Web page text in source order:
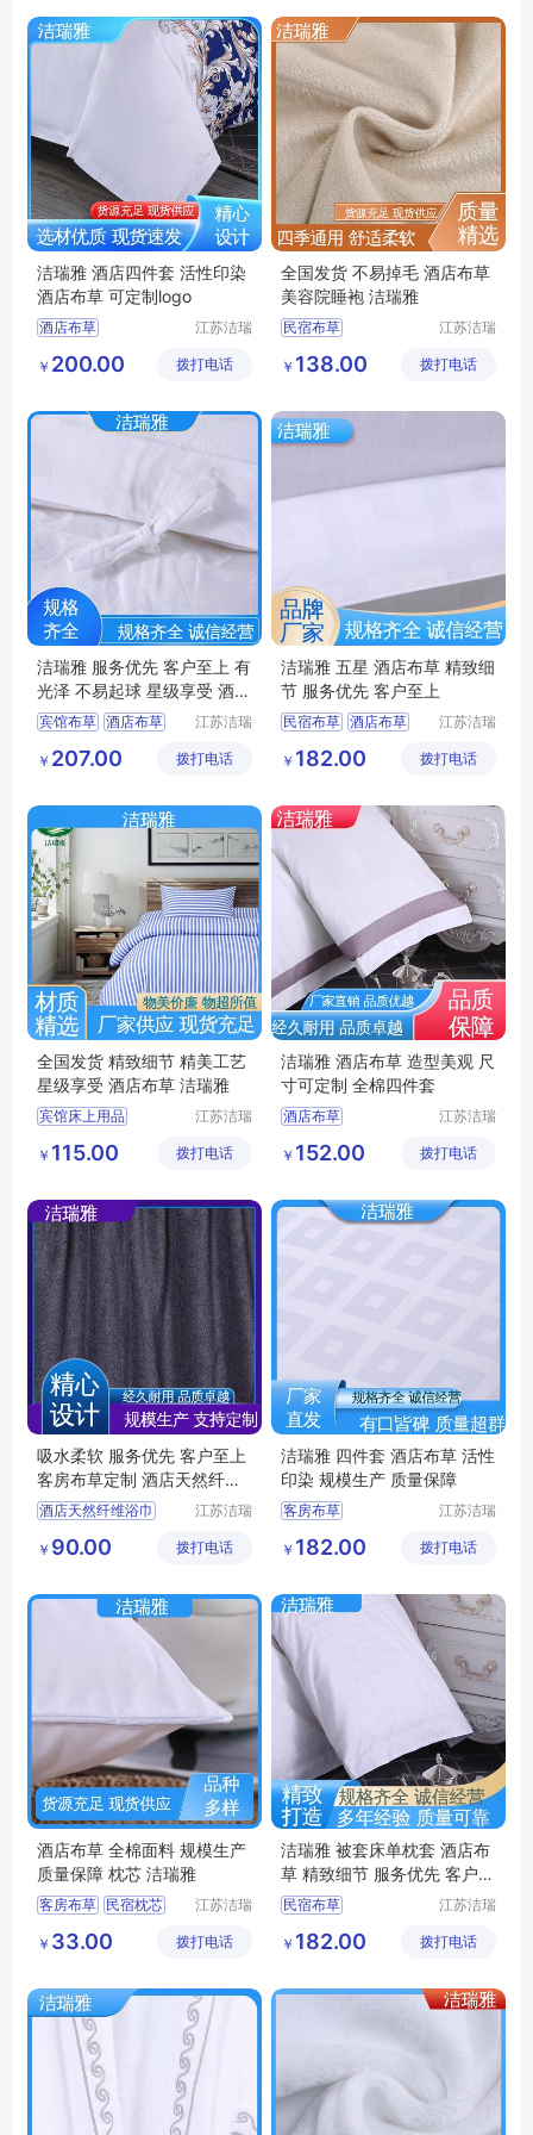
洁瑞雅 酒店四件套 活性印染
酒店布草 可定制logo
酒店布草
酒店床上用品
民宿布草
江苏洁瑞
有限公司
￥ 200.00 拨打电话
全国发货 不易掉毛 酒店布草
美容院睡袍 洁瑞雅
民宿布草
客房布草 酒店睡袍
江苏洁瑞
有限公司
￥ 138.00 拨打电话
洁瑞雅 服务优先 客户至上 有
光泽 不易起球 星级享受 酒店
布草
宾馆布草 酒店布草
民宿布草
江苏洁瑞
有限公司
￥ 207.00 拨打电话
洁瑞雅 五星 酒店布草 精致细
节 服务优先 客户至上
民宿布草 酒店布草
客房布草
江苏洁瑞
有限公司
￥ 182.00 拨打电话
全国发货 精致细节 精美工艺
星级享受 酒店布草 洁瑞雅
宾馆床上用品
酒店布草 医院布草
江苏洁瑞
有限公司
￥ 115.00 拨打电话
洁瑞雅 酒店布草 造型美观 尺
寸可定制 全棉四件套
酒店布草
客房布草
宾馆布草
江苏洁瑞
有限公司
￥ 152.00 拨打电话
吸水柔软 服务优先 客户至上
客房布草定制 酒店天然纤维
浴巾 洁瑞雅
酒店天然纤维浴巾
宾馆浴巾 酒店布草
江苏洁瑞
有限公司
￥ 90.00 拨打电话
洁瑞雅 四件套 酒店布草 活性
印染 规模生产 质量保障
客房布草
宾馆床上用品
酒店布草
江苏洁瑞
有限公司
￥ 182.00 拨打电话
酒店布草 全棉面料 规模生产
质量保障 枕芯 洁瑞雅
客房布草 民宿枕芯
酒店布草 宾馆布草
江苏洁瑞
有限公司
￥ 33.00 拨打电话
洁瑞雅 被套床单枕套 酒店布
草 精致细节 服务优先 客户至
上
民宿布草
酒店布草
酒店床上用品
江苏洁瑞
有限公司
￥ 182.00 拨打电话